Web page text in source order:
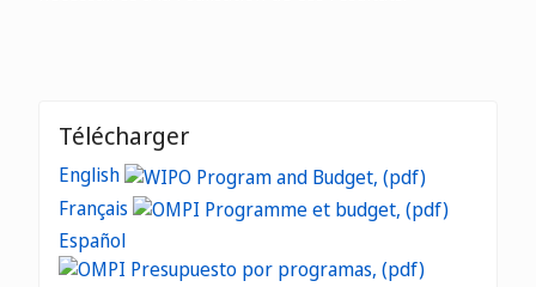
Télécharger
English
Français
Español